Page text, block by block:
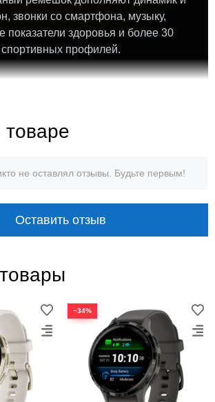
звонки со смартфона, музыку,
показатели здоровья и более 30
спортивных профилей.
14 дней
режим смарт-часов
ЗДОРОВЬЕ И
АКТИВНОСТЬ
помощник на
запястье
не оставлял отзывы. Будьте первым!
Оставить отзыв
−34%